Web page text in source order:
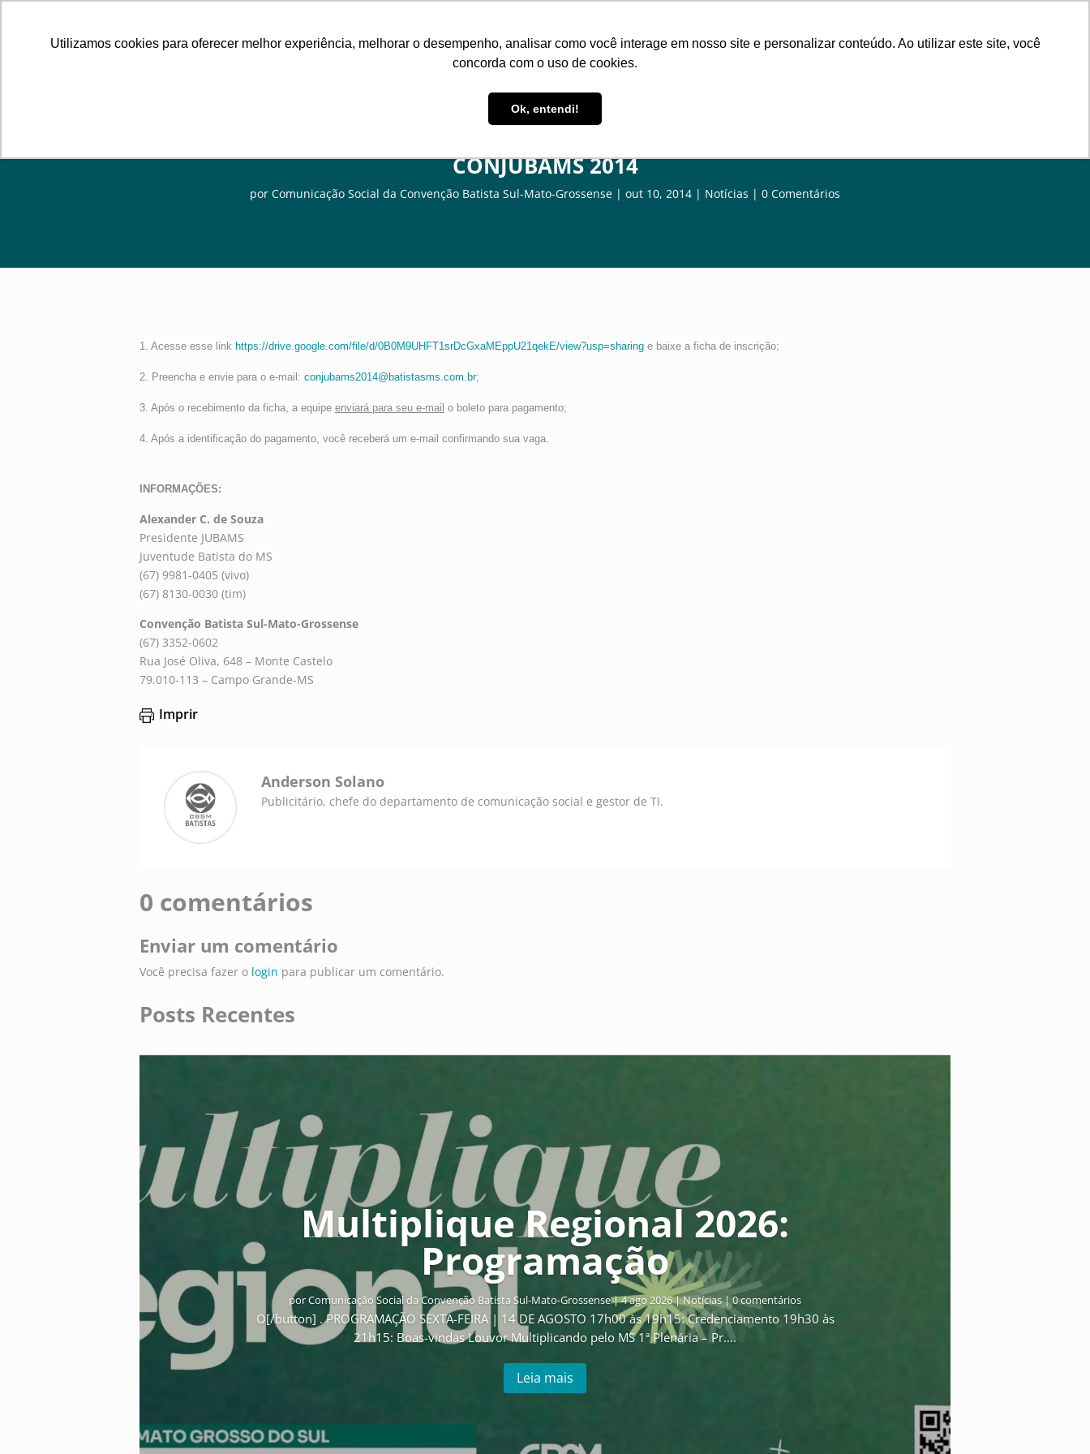
Utilizamos cookies para oferecer melhor experiência, melhorar o desempenho, analisar como você interage em nosso site e personalizar conteúdo. Ao utilizar este site, você
concorda com o uso de cookies.
Ok, entendi!
Inicio Institucional Associações Missões Recursos Contribuição Contato
CONJUBAMS 2014
por Comunicação Social da Convenção Batista Sul-Mato-Grossense out 10, 2014 Notícias 0 Comentários
1. Acesse esse link https://drive.google.com/file/d/0B0M9UHFT1srDcGxaMEppU21qekE/view?usp=sharing e baixe a ficha de inscrição;
2. Preencha e envie para o e-mail: conjubams2014@batistasms.com.br;
3. Após o recebimento da ficha, a equipe enviará para seu e-mail o boleto para pagamento;
4. Após a identificação do pagamento, você receberá um e-mail confirmando sua vaga.
INFORMAÇÕES:
Alexander C. de Souza
Presidente JUBAMS
Juventude Batista do MS
(67) 9981-0405 (vivo)
(67) 8130-0030 (tim)
Convenção Batista Sul-Mato-Grossense
(67) 3352-0602
Rua José Oliva, 648 – Monte Castelo
79.010-113 – Campo Grande-MS
Imprir
Publicitário, chefe do departamento de comunicação social e gestor de TI.
Anderson Solano
0 comentários
Enviar um comentário
Você precisa fazer o login para publicar um comentário.
Posts Recentes
Multiplique Regional 2026:
Programação
porComunicação Social da Convenção Batista Sul-Mato-Grossense|4 ago 2026|Notícias| 0 comentários
O[/button] . PROGRAMAÇÃO SEXTA-FEIRA | 14 DE AGOSTO 17h00 às 19h15: Credenciamento 19h30 às
21h15: Boas-vindas Louvor Multiplicando pelo MS 1ª Plenária – Pr....
Leia mais